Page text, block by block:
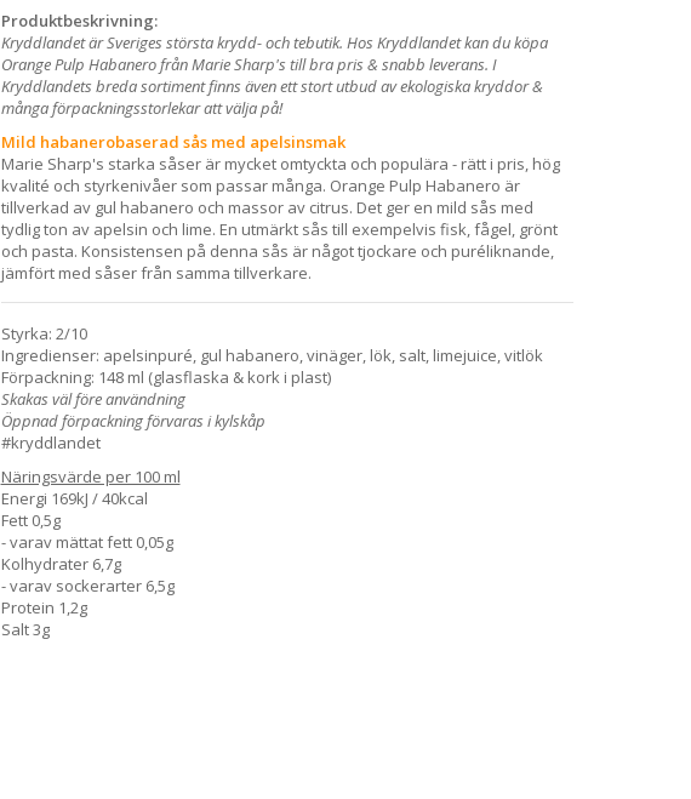
Produktbeskrivning:
Kryddlandet är Sveriges största krydd- och tebutik. Hos Kryddlandet kan du köpa
Orange Pulp Habanero från Marie Sharp's till bra pris & snabb leverans. I
Kryddlandets breda sortiment finns även ett stort utbud av ekologiska kryddor &
många förpackningsstorlekar att välja på!
Mild habanerobaserad sås med apelsinsmak
Marie Sharp's starka såser är mycket omtyckta och populära - rätt i pris, hög
kvalité och styrkenivåer som passar många. Orange Pulp Habanero är
tillverkad av gul habanero och massor av citrus. Det ger en mild sås med
tydlig ton av apelsin och lime. En utmärkt sås till exempelvis fisk, fågel, grönt
och pasta. Konsistensen på denna sås är något tjockare och puréliknande,
jämfört med såser från samma tillverkare.
Styrka: 2/10
Ingredienser: apelsinpuré, gul habanero, vinäger, lök, salt, limejuice, vitlök
Förpackning: 148 ml (glasflaska & kork i plast)
Skakas väl före användning
Öppnad förpackning förvaras i kylskåp
#kryddlandet
Näringsvärde per 100 ml
Energi 169kJ / 40kcal
Fett 0,5g
- varav mättat fett 0,05g
Kolhydrater 6,7g
- varav sockerarter 6,5g
Protein 1,2g
Salt 3g